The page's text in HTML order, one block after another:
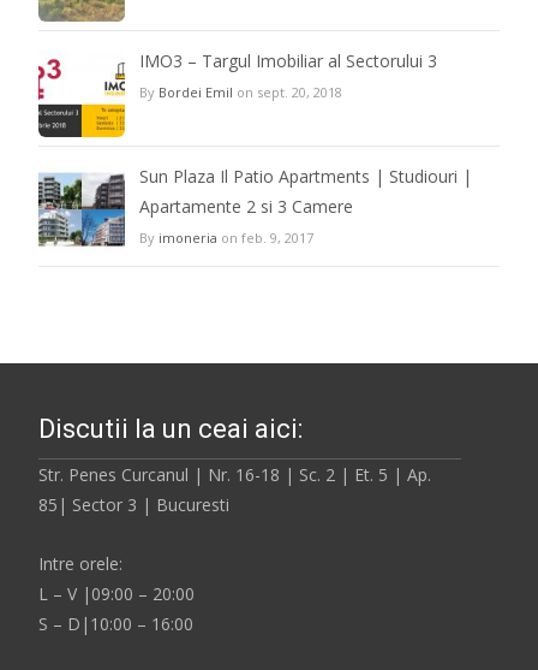
IMO3 – Targul Imobiliar al Sectorului 3
By Bordei Emil on sept. 20, 2018
Sun Plaza Il Patio Apartments | Studiouri |
Apartamente 2 si 3 Camere
By imoneria on feb. 9, 2017
Discutii la un ceai aici:
Str. Penes Curcanul | Nr. 16-18 | Sc. 2 | Et. 5 | Ap.
85| Sector 3 | Bucuresti
Intre orele:
L – V |09:00 – 20:00
S – D|10:00 – 16:00